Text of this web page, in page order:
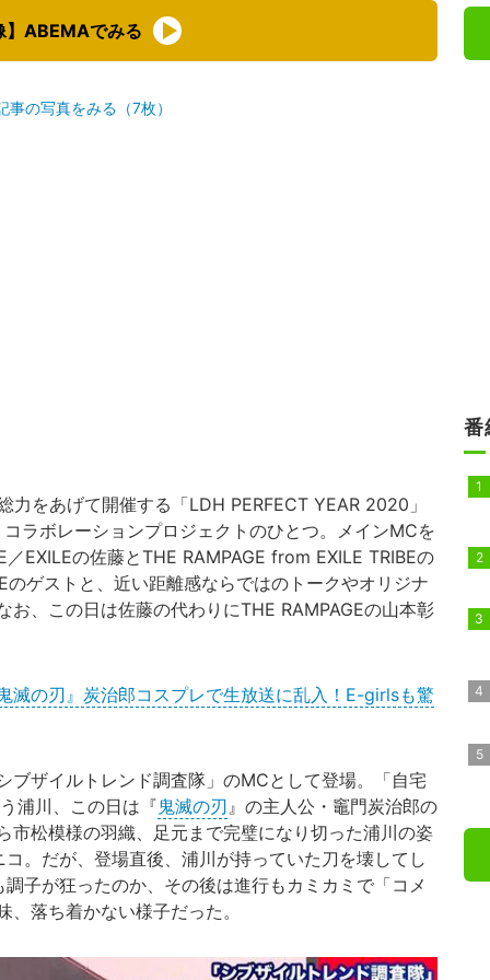
】ABEMAでみる
事の写真をみる（7枚）
力をあげて開催する「LDH PERFECT YEAR 2020」
ラボレーションプロジェクトのひとつ。メインMCを
EXILEの佐藤とTHE RAMPAGE from EXILE TRIBEの
のゲストと、近い距離感ならではのトークやオリジナ
お、この日は佐藤の代わりにTHE RAMPAGEの山本彰
滅の刃』炭治郎コスプレで生放送に乱入！E-girlsも驚
ザイルトレンド調査隊」のMCとして登場。「自宅
浦川、この日は『鬼滅の刃』の主人公・竈門炭治郎の
市松模様の羽織、足元まで完璧になり切った浦川の姿
。だが、登場直後、浦川が持っていた刀を壊してし
子が狂ったのか、その後は進行もカミカミで「コメ
落ち着かない様子だった。
番